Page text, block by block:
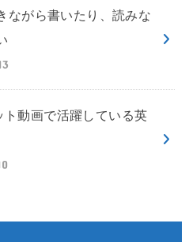
ながら書いたり、読みな
動画で活躍している英